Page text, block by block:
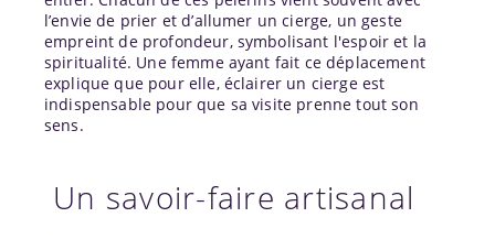
l’envie de prier et d’allumer un cierge, un geste
empreint de profondeur, symbolisant l'espoir et la
spiritualité. Une femme ayant fait ce déplacement
explique que pour elle, éclairer un cierge est
indispensable pour que sa visite prenne tout son
sens.
Un savoir-faire artisanal